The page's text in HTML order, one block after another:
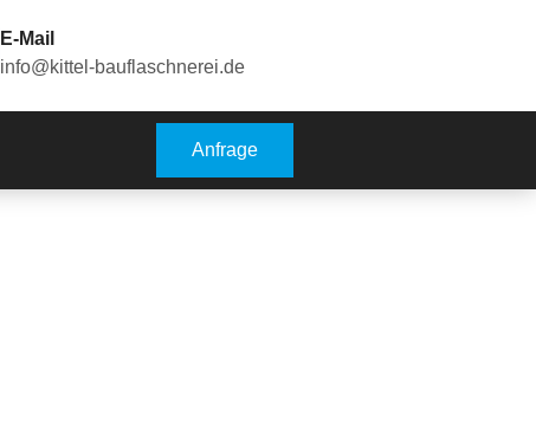
E-Mail
info@kittel-bauflaschnerei.de
Anfrage